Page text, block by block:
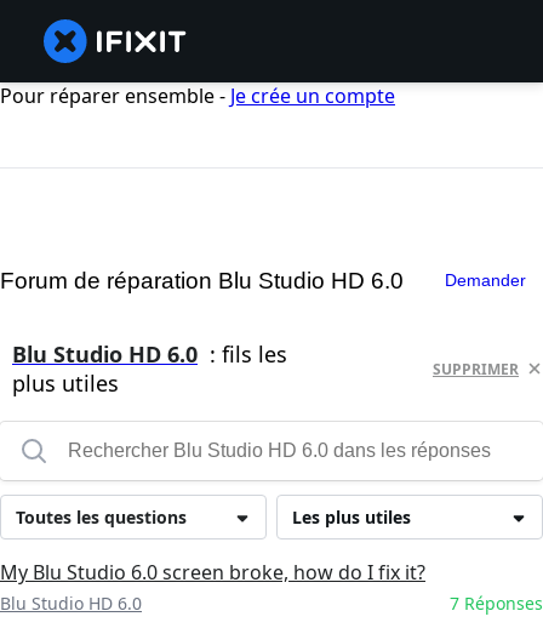
Pour réparer ensemble - Je crée un compte
Forum de réparation Blu Studio HD 6.0 Demander
Blu Studio HD 6.0 : fils les
plus utiles
SUPPRIMER
Les plus utiles
Toutes les questions
My Blu Studio 6.0 screen broke, how do I fix it?
Blu Studio HD 6.0 7 Réponses